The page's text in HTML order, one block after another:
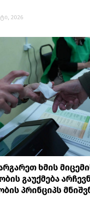
2026
ხმის
გაუქმება
პრინციპს